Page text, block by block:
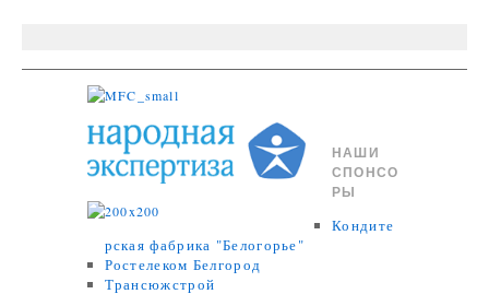
НАШИ
СПОНСО
РЫ
Кондите
рская фабрика "Белогорье"
Ростелеком Белгород
Трансюжстрой